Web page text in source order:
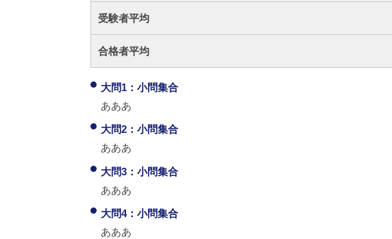
受験者平均
合格者平均
大問1：小問集合
あああ
大問2：小問集合
あああ
大問3：小問集合
あああ
大問4：小問集合
あああ